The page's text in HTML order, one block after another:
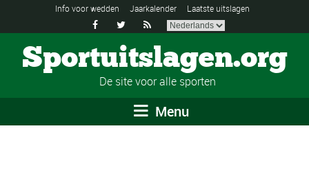
Info voor wedden Jaarkalender Laatste uitslagen
  
Sportuitslagen.org
De site voor alle sporten
Menu